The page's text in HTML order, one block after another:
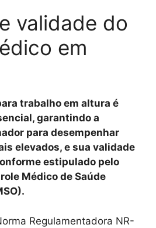
validade do
em
trabalho em altura é
garantindo a
para desempenhar
elevados, e sua validade
estipulado pelo
Médico de Saúde
Regulamentadora NR-